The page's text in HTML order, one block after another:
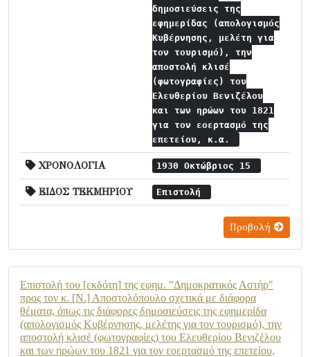
δημοσιεύσεις της
εφημερίδας (απολογισμός
Κυβέρνησης, μελέτη για
τον τουρισμό), την
αποστολή κλισέ
(φωτογραφίες) του
Ελευθερίου Βενιζέλου
και των ηρώων του 1821
για τον εοερτασμό της
επετείου, κ.α.
ΧΡΟΝΟΛΟΓΙΑ 1930 Οκτώβριος 15
ΕΙΔΟΣ ΤΕΚΜΗΡΙΟΥ Επιστολή
Προβολή
Επιστολή του [εκδότη] της εφημ. "Δημοκρατικός Αστήρ"
προς τον κ. [Ν.] Αποστολόπουλο σχετικά με διάφορα
θέματα, όπως τις διάφορες δημοσιεύσεις της εφημερίδα
(απολογισμός Κυβέρνησης, μελέτης για τον τουρισμό), την
αποστολή κλισέ (φωτογραφίες) του Ελευθερίου Βενιζέλου
και των ηρώων του 1821 για τον εοερτασμό της επετείου,